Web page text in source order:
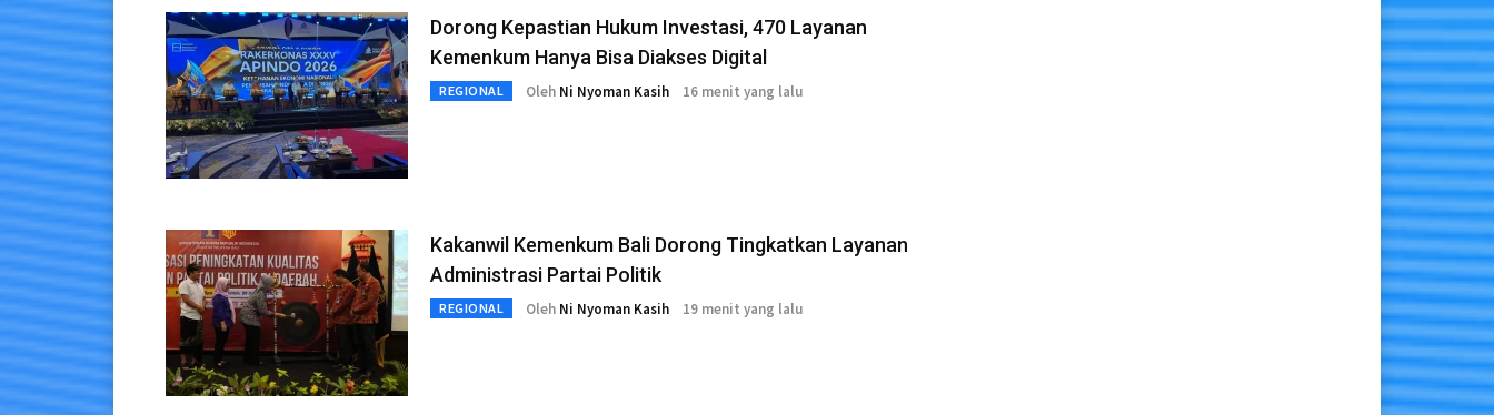
Dorong Kepastian Hukum Investasi, 470 Layanan
Kemenkum Hanya Bisa Diakses Digital
REGIONAL Oleh Ni Nyoman Kasih 16 menit yang lalu
Kakanwil Kemenkum Bali Dorong Tingkatkan Layanan
Administrasi Partai Politik
REGIONAL Oleh Ni Nyoman Kasih 19 menit yang lalu